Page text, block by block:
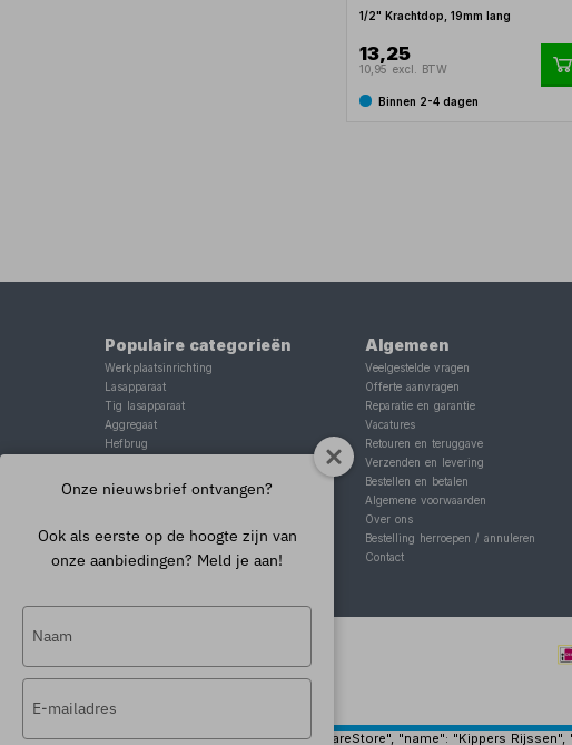
1/2" Krachtdop, 19mm lang
13,25
10,95 excl. BTW
Binnen 2-4 dagen
Populaire categorieën
Werkplaatsinrichting
Lasapparaat
Tig lasapparaat
Aggregaat
Hefbrug
Schaarlift
Algemeen
Veelgestelde vragen
Offerte aanvragen
Reparatie en garantie
Vacatures
Retouren en teruggave
Verzenden en levering
Bestellen en betalen
Algemene voorwaarden
Over ons
Bestelling herroepen / annuleren
Contact
{ "@context": "https://schema.org", "@type": "HardwareStore", "name": "Kippers
Onze nieuwsbrief ontvangen?
Ook als eerste op de hoogte zijn van
onze aanbiedingen? Meld je aan!
naam
e-